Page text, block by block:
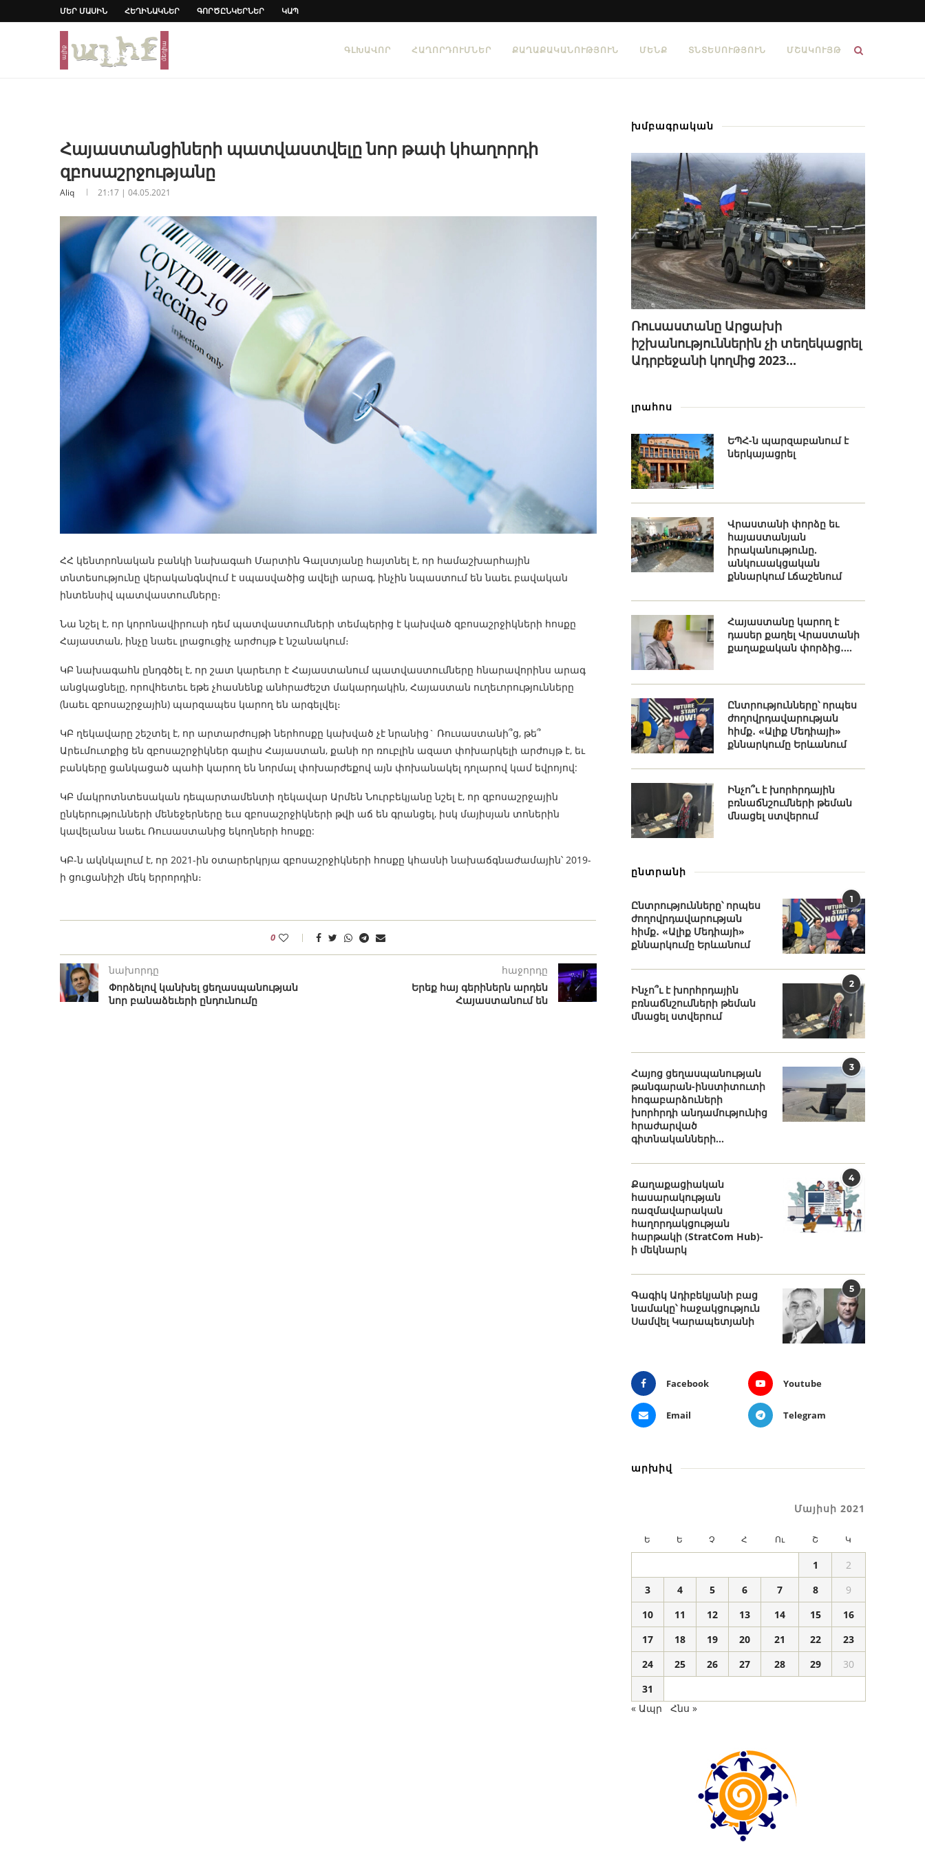
ՄԵՐ ՄԱՍԻՆ ՀԵՂԻՆԱԿՆԵՐ ԳՈՐԾԸՆԿԵՐՆԵՐ ԿԱՊ
ԳԼԽԱՎՈՐ ՀԱՂՈՐԴՈՒՄՆԵՐ ՔԱՂԱՔԱԿԱՆՈՒԹՅՈՒՆ ՄԵՆՔ ՏՆՏԵՍՈՒԹՅՈՒՆ ՄՇԱԿՈՒՅԹ
Հայաստանցիների պատվաստվելը նոր թափ կհաղորդի
զբոսաշրջությանը
Aliq 21:17 | 04.05.2021
ՀՀ կենտրոնական բանկի նախագահ Մարտին Գալստյանը հայտնել է, որ համաշխարհային
տնտեսությունը վերականգնվում է սպասվածից ավելի արագ, ինչին նպաստում են նաեւ բավական
ինտենսիվ պատվաստումները։
Նա նշել է, որ կորոնավիրուսի դեմ պատվաստումների տեմպերից է կախված զբոսաշրջիկների հոսքը
Հայաստան, ինչը նաեւ լրացուցիչ արժույթ է նշանակում։
ԿԲ նախագահն ընդգծել է, որ շատ կարեւոր է Հայաստանում պատվաստումները հնարավորինս արագ
անցկացնելը, որովհետեւ եթե չհասնենք անհրաժեշտ մակարդակին, Հայաստան ուղեւորությունները
(նաեւ զբոսաշրջային) պարզապես կարող են արգելվել։
ԿԲ ղեկավարը շեշտել է, որ արտարժույթի ներհոսքը կախված չէ նրանից` Ռուսաստանի՞ց, թե՞
Արեւմուտքից են զբոսաշրջիկներ գալիս Հայաստան, քանի որ ռուբլին ազատ փոխարկելի արժույթ է, եւ
բանկերը ցանկացած պահի կարող են նորմալ փոխարժեքով այն փոխանակել դոլարով կամ եվրոյով:
ԿԲ մակրոտնտեսական դեպարտամենտի ղեկավար Արմեն Նուրբեկյանը նշել է, որ զբոսաշրջային
ընկերությունների մենեջերները եւս զբոսաշրջիկների թվի աճ են գրանցել, իսկ մայիսյան տոներին
կավելանա նաեւ Ռուսաստանից եկողների հոսքը:
ԿԲ-ն ակնկալում է, որ 2021-ին օտարերկրյա զբոսաշրջիկների հոսքը կհասնի նախաճգնաժամային՝ 2019-
ի ցուցանիշի մեկ երրորդին։
0
նախորդը
Փորձելով կանխել ցեղասպանության
նոր բանաձեւերի ընդունումը
հաջորդը
Երեք հայ գերիներն արդեն
Հայաստանում են
խմբագրական
Ռուսաստանը Արցախի
իշխանություններին չի տեղեկացրել
Ադրբեջանի կողմից 2023...
լրահոս
ԵՊՀ-ն պարզաբանում է
ներկայացրել
Վրաստանի փորձը եւ
հայաստանյան
իրականությունը.
անկուսակցական
քննարկում Լճաշենում
Հայաստանը կարող է
դասեր քաղել Վրաստանի
քաղաքական փորձից․...
Ընտրությունները՝ որպես
ժողովրդավարության
հիմք․ «Ալիք Մեդիայի»
քննարկումը Երևանում
Ինչո՞ւ է խորհրդային
բռնաճնշումների թեման
մնացել ստվերում
ընտրանի
1
Ընտրությունները՝ որպես
ժողովրդավարության
հիմք․ «Ալիք Մեդիայի»
քննարկումը Երևանում
2
Ինչո՞ւ է խորհրդային
բռնաճնշումների թեման
մնացել ստվերում
3
Հայոց ցեղասպանության
թանգարան-ինստիտուտի
հոգաբարձուների
խորհրդի անդամությունից
հրաժարված
գիտնականների...
4
Քաղաքացիական
հասարակության
ռազմավարական
հաղորդակցության
հարթակի (StratCom Hub)-
ի մեկնարկ
5
Գագիկ Ադիբեկյանի բաց
նամակը՝ հաջակցություն
Սամվել Կարապետյանի
Facebook Youtube
Email Telegram
արխիվ
Մայիսի 2021
Ե Ե Չ Հ Ու Շ Կ
1
2
3
4 5 6 7 8
9
10
11 12 13 14 15
16
17
18 19 20 21 22
23
24
25 26 27 28 29
30
31
« Ապր
Հնս »